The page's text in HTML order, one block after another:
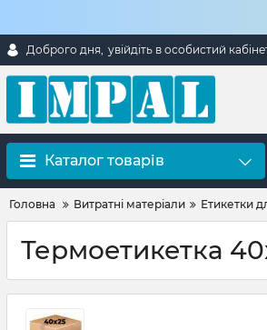
Доброго дня, увійдіть в особистий
Каталог товарів
Головна Витратні матеріали Етикетки
Термоетикетка